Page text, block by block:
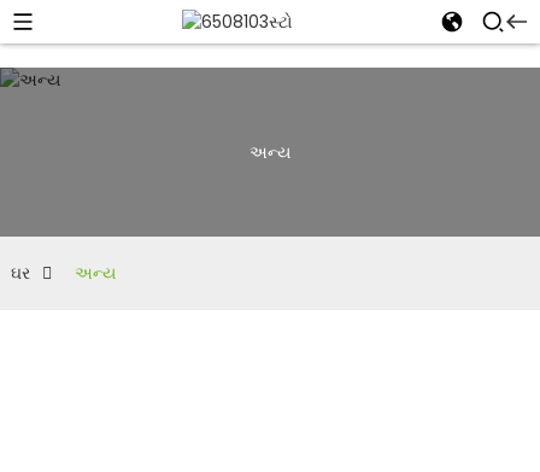
અન્ય
ઘર અન્ય